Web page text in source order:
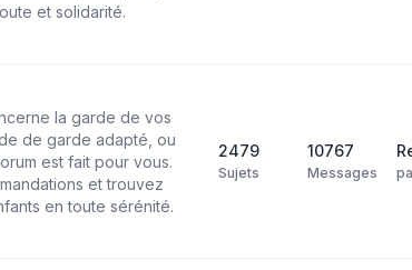
et solidarité.
la garde de vos
de garde adapté, ou
est fait pour vous.
et trouvez
en toute sérénité.
2479
Sujets
10767
Messages